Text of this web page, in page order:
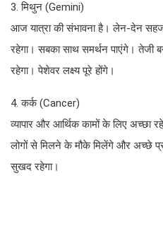
3. मिथुन (Gemini)
आज यात्रा की संभावना है। लेन-देन
रहेगा। सबका साथ समर्थन पाएंगे। तेजी
रहेगा। पेशेवर लक्ष्य पूरे होंगे।
4. कर्क (Cancer)
व्यापार और आर्थिक कामों के लिए अच्छा
लोगों से मिलने के मौके मिलेंगे और अच्छे
सुखद रहेगा।